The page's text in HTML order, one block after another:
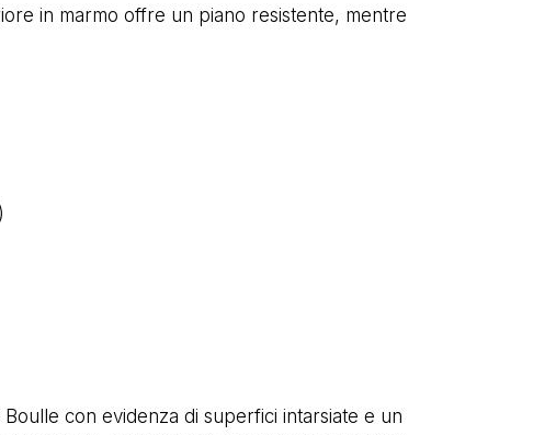
in marmo offre un piano resistente, mentre
con evidenza di superfici intarsiate e un